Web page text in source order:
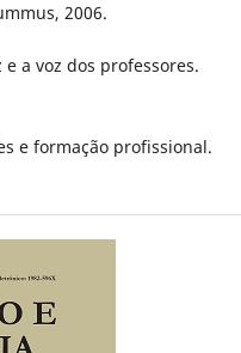
2006.
e a voz dos professores.
e formação profissional.